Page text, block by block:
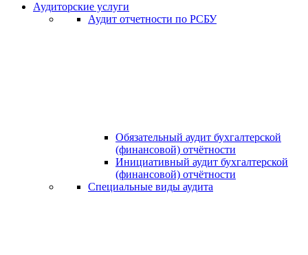
Аудиторские услуги
Аудит отчетности по РСБУ
Обязательный аудит бухгалтерской
(финансовой) отчётности
Инициативный аудит бухгалтерской
(финансовой) отчётности
Специальные виды аудита